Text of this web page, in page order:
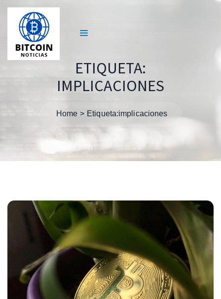
ETIQUETA:
IMPLICACIONES
Home Etiqueta:implicaciones